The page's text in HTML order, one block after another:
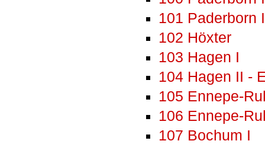
101 Paderborn
102 Höxter
103 Hagen I
104 Hagen II -
105 Ennepe-
106 Ennepe-
107 Bochum I